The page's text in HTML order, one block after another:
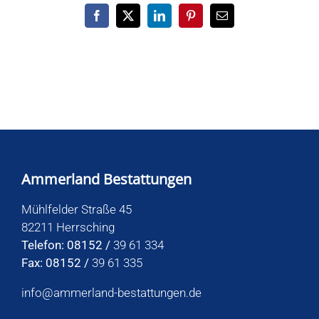
Facebook
X LinkedInPinterest
E-
Mail
Ammerland Bestattungen
Mühlfelder Straße 45
82211 Herrsching
Telefon: 08152 / 39 61 334
Fax: 08152 / 39 61 335
info@ammerland-bestattungen.de